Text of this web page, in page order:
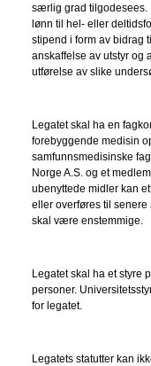
særlig grad tilgodesees.
lønn til hel- eller
stipend i form av bidrag
anskaffelse av utstyr og
utførelse av slike
Legatet skal ha en
forebyggende medisin
samfunnsmedisinske
Norge A.S. og et
ubenyttede midler kan
eller overføres til
skal være enstemmige.
Legatet skal ha et styre
personer.
for legatet.
Legatets statutter kan